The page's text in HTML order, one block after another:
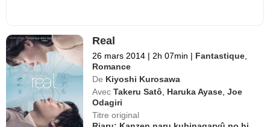
Real
26 mars 2014 | 2h 07min | Fantastique
Romance
De Kiyoshi Kurosawa
Avec Takeru Satô Haruka Ayase ,Joe
Odagiri
Titre original